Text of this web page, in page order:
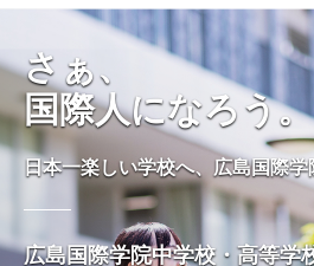
さぁ、
国際人になろう。
日本一楽しい学校へ、広島国際学
広島国際学院中学校・高等学